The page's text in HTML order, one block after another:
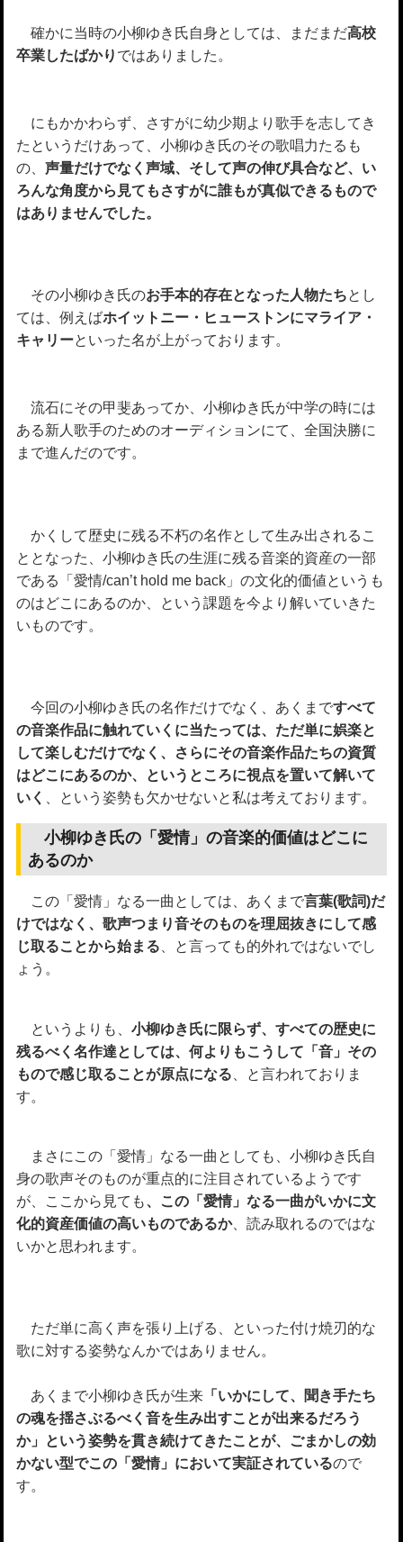
確かに当時の小柳ゆき氏自身としては、まだまだ高校
卒業したばかり ではありました。
にもかかわらず、さすがに幼少期より歌手を志してき
たというだけあって、小柳ゆき氏のその歌唱力たるも
の、 声量だけでなく声域、そして声の伸び具合など、い
ろんな角度から見てもさすがに誰もが真似できるもので
はありませんでした。
その小柳ゆき氏のお手本的存在となった人物たちとし
ては、例えばホイットニー・ヒューストンにマライア・
キャリーといった名が上がっております。
流石にその甲斐あってか、小柳ゆき氏が中学の時には
ある新人歌手のためのオーディションにて、全国決勝に
まで進んだのです。
かくして歴史に残る不朽の名作として生み出されるこ
ととなった、小柳ゆき氏の生涯に残る音楽的資産の一部
である「愛情/can’t hold me back」の文化的価値というも
のはどこにあるのか、という課題を今より解いていきた
いものです。
今回の小柳ゆき氏の名作だけでなく、あくまですべて
の音楽作品に触れていくに当たっては、ただ単に娯楽と
して楽しむだけでなく、さらにその音楽作品たちの資質
はどこにあるのか、というところに視点を置いて解いて
いく
、という姿勢も欠かせないと私は考えております。
小柳ゆき氏の「愛情」の音楽的価値はどこに
あるのか
この「愛情」なる一曲としては、あくまで言葉(歌詞)だ
けではなく、歌声つまり音そのものを理屈抜きにして感
じ取ることから始まる 、と言っても的外れではないでし
ょう。
というよりも、 小柳ゆき氏に限らず、すべての歴史に
残るべく名作達としては、何よりもこうして「音」その
もので感じ取ることが原点になる 、と言われておりま
す。
まさにこの「愛情」なる一曲としても、小柳ゆき氏自
身の歌声そのものが重点的に注目されているようです
が、ここから見ても、この「愛情」なる一曲がいかに文
化的資産価値の高いものであるか、読み取れるのではな
いかと思われます。
ただ単に高く声を張り上げる、といった付け焼刃的な
歌に対する姿勢なんかではありません。
あくまで小柳ゆき氏が生来「いかにして、聞き手たち
の魂を揺さぶるべく音を生み出すことが出来るだろう
か」という姿勢を貫き続けてきたことが、ごまかしの効
かない型でこの「愛情」において実証されているので
す。